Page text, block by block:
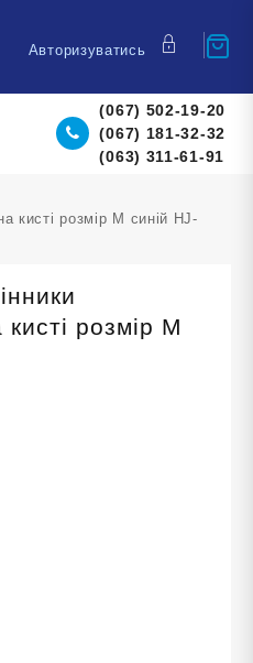
Авторизуватись
(067) 502-19-20
(067) 181-32-32
(063) 311-61-91
кисті розмір М синій HJ-
розмір М